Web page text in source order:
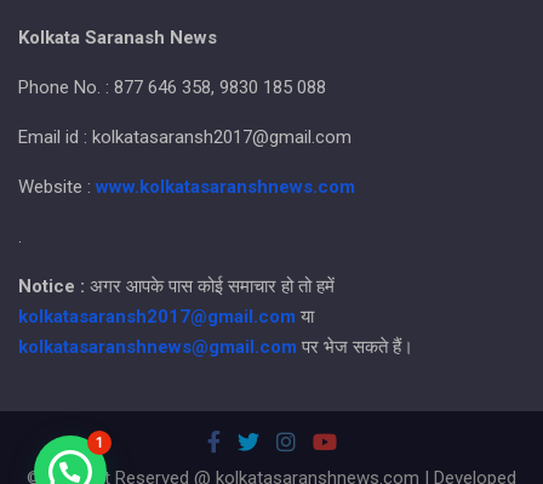
Kolkata Saranash News
Phone No. : 877 646 358, 9830 185 088
Email id : kolkatasaransh2017@gmail.com
Website : www.kolkatasaranshnews.com
.
Notice : अगर आपके पास कोई समाचार हो तो हमें
kolkatasaransh2017@gmail.com या
kolkatasaranshnews@gmail.com पर भेज सकते हैं।
© All Right Reserved @ kolkatasaranshnews.com | Developed
1